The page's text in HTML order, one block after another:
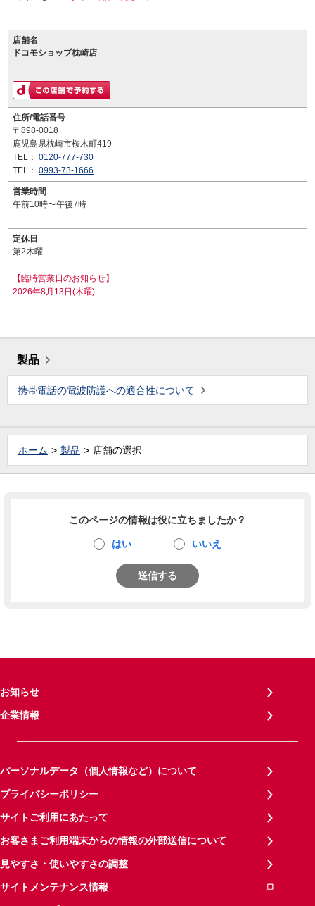
店舗名
ドコモショップ枕崎店
住所/電話番号
〒898-0018
鹿児島県枕崎市桜木町419
TEL： 0120-777-730
TEL： 0993-73-1666
営業時間
午前10時〜午後7時
定休日
第2木曜
【臨時営業日のお知らせ】
2026年8月13日(木曜)
製品
携帯電話の電波防護への適合性について
ホーム 製品 店舗の選択
このページの情報は役に立ちましたか？
はい いいえ
送信する
お知らせ
企業情報
パーソナルデータ（個人情報など）について
プライバシーポリシー
サイトご利用にあたって
お客さまご利用端末からの情報の外部送信について
見やすさ・使いやすさの調整
サイトメンテナンス情報